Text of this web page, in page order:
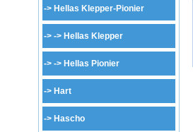
-> Hellas Klepper-Pionier
-> -> Hellas Klepper
-> -> Hellas Pionier
-> Hart
-> Hascho